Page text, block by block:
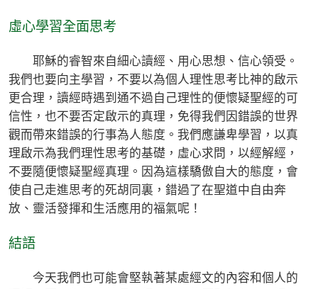
虛心學習全面思考
耶穌的睿智來自細心讀經、用心思想、信心領受。
我們也要向主學習，不要以為個人理性思考比神的啟示
更合理，讀經時遇到通不過自己理性的便懷疑聖經的可
信性，也不要否定啟示的真理，免得我們因錯誤的世界
觀而帶來錯誤的行事為人態度。我們應謙卑學習，以真
理啟示為我們理性思考的基礎，虛心求問，以經解經，
不要隨便懷疑聖經真理。因為這樣驕傲自大的態度，會
使自己走進思考的死胡同裏，錯過了在聖道中自由奔
放、靈活發揮和生活應用的福氣呢！
結語
今天我們也可能會堅執著某處經文的內容和個人的